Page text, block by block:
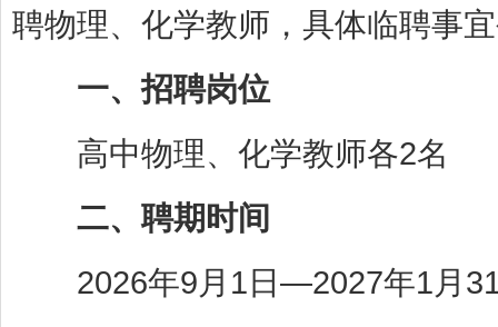
聘物理、化学教师，具体临聘事
一、招聘岗位
高中物理、化学教师各2名
二、聘期时间
2026年9月1日—2027年1月31